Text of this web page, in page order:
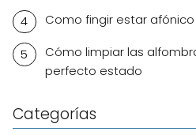
Como fingir estar afónico
Cómo limpiar las
perfecto estado
Categorías